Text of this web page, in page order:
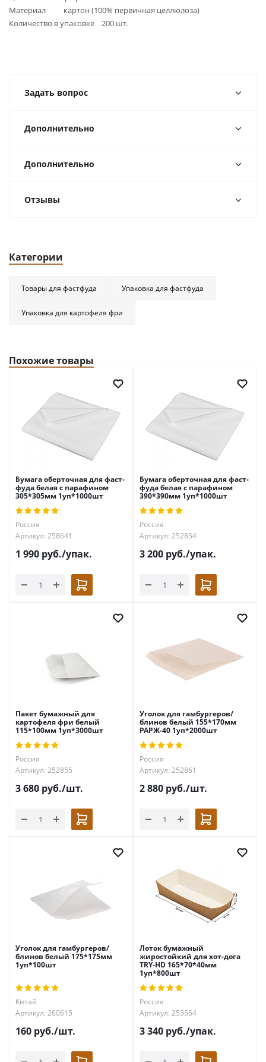
Материал картон (100% первичная целлюлоза)
Количество в упаковке 200 шт.
Задать вопрос
Дополнительно
Дополнительно
Отзывы
Категории
Товары для фастфуда Упаковка для фастфуда
Упаковка для картофеля фри
Похожие товары
Бумага оберточная для фаст-
фуда белая с парафином
305*305мм 1уп*1000шт
Россия
Артикул: 258641
1 990 руб./упак.
Бумага оберточная для фаст-
фуда белая с парафином
390*390мм 1уп*1000шт
Россия
Артикул: 252854
3 200 руб./упак.
Пакет бумажный для
картофеля фри белый
115*100мм 1уп*3000шт
Россия
Артикул: 252855
3 680 руб./шт.
Уголок для гамбургеров/
блинов белый 155*170мм
РАРЖ-40 1уп*2000шт
Россия
Артикул: 252861
2 880 руб./шт.
Уголок для гамбургеров/
блинов белый 175*175мм
1уп*100шт
Китай
Артикул: 260615
160 руб./шт.
Лоток бумажный
жиростойкий для хот-дога
TRY-HD 165*70*40мм
1уп*800шт
Россия
Артикул: 253564
3 340 руб./упак.